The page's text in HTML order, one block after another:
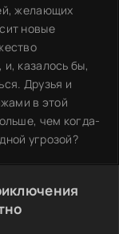
желающих
новые
казалось бы,
Друзья и
в этой
чем когда-
угрозой?